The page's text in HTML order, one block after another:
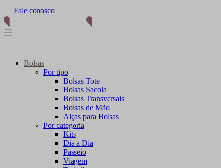
(11) 96012-2976
Fale conosco
Bolsas
Por tipo
Bolsas Tote
Bolsas Sacola
Bolsas Transversais
Bolsas de Mão
Alças para Bolsas
Por categoria
Kits
Dia a Dia
Passeio
Viagem